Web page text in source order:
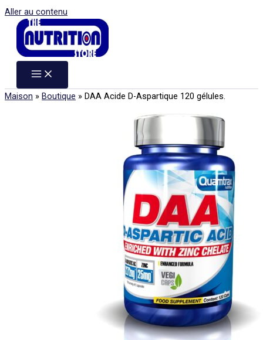
Aller au contenu
Maison » Boutique » DAA Acide D-Aspartique 120 gélules.